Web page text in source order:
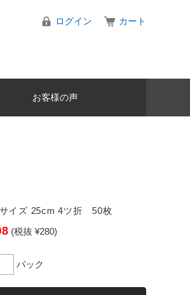
ログイン カート
お客様の声
イズ 25cm 4ツ折 50枚
(税抜 ¥280)
パック